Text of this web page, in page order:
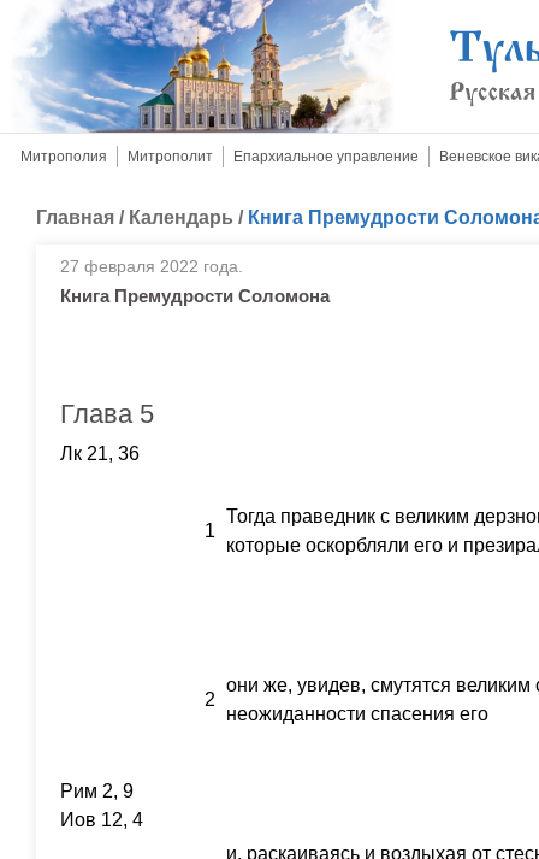
Митрополия Митрополит Епархиальное управление Веневское
Главная / Календарь / Книга Премудрости
27 февраля 2022 года.
Книга Премудрости Соломона
Глава 5
Лк 21, 36
1
Тогда праведник с великим
которые оскорбляли его и
2
они же, увидев, смутятся великим
неожиданности спасения его
Рим 2, 9
Иов 12, 4
и, раскаиваясь и воздыхая от